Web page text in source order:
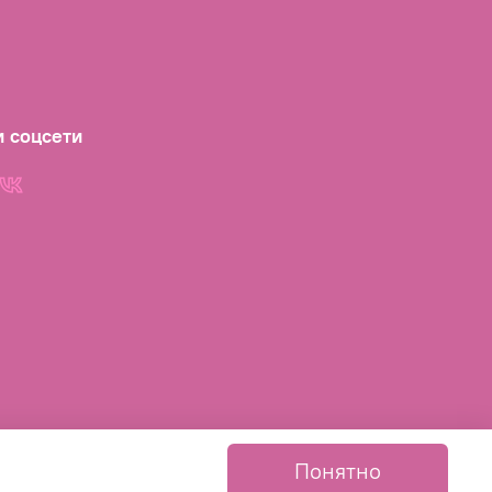
Понятно